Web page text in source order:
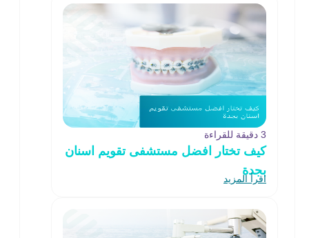
3 دقيقة للقراءة
كيف تختار افضل مستشفى تقويم اسنان
بجدة
اقرأ المزيد